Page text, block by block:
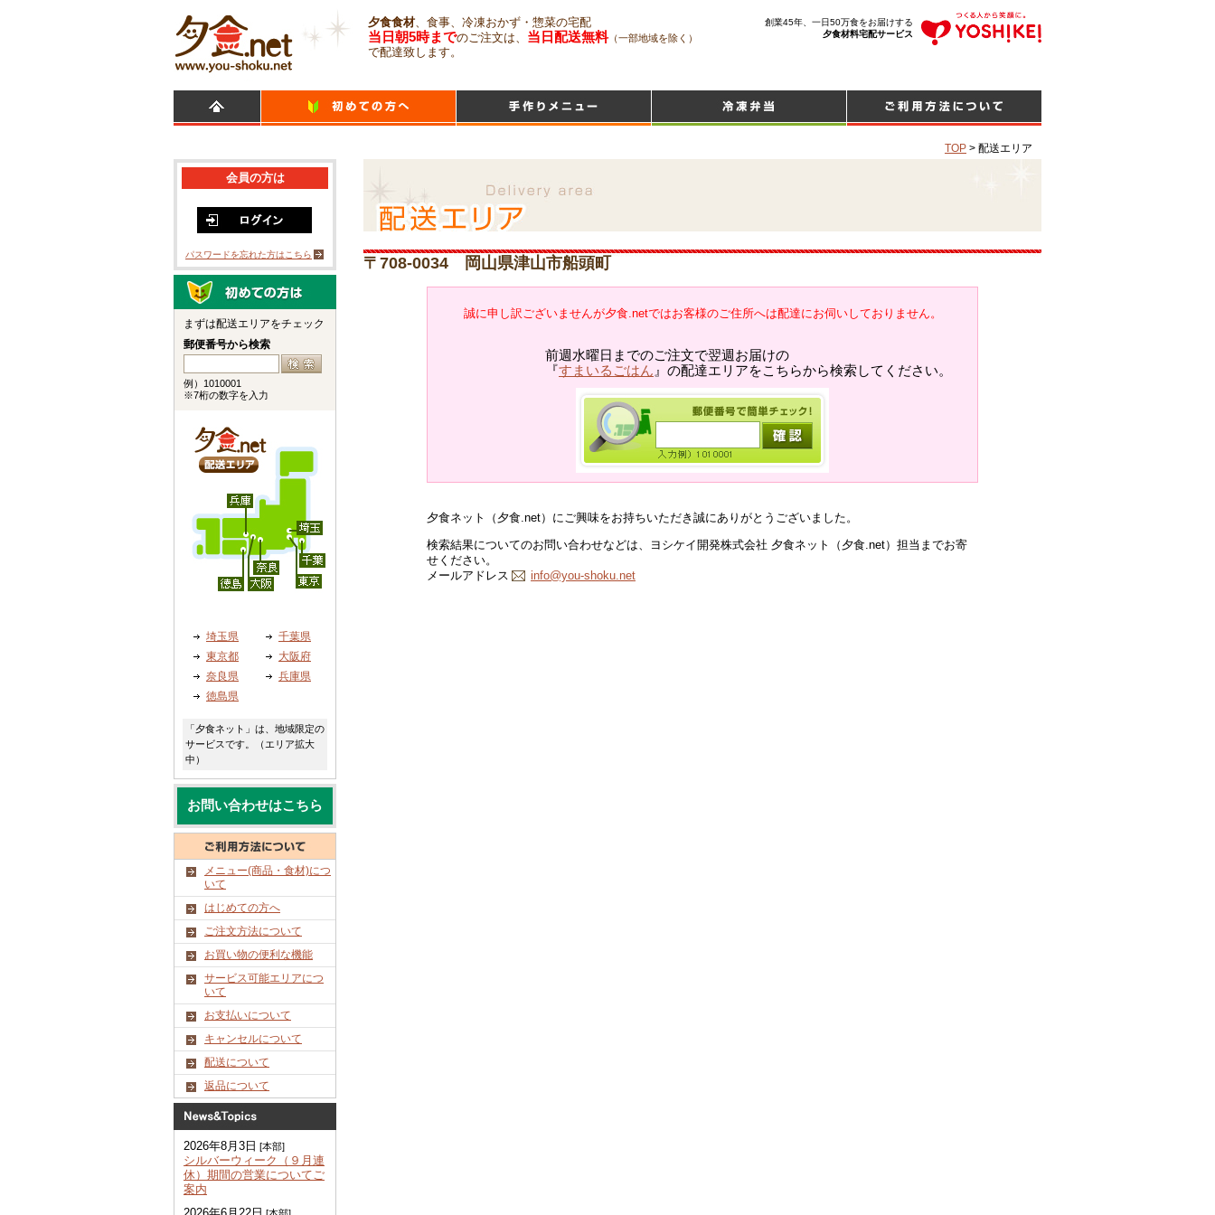
夕食食材、食事、冷凍おかず・惣菜の宅配
当日朝5時までのご注文は、 当日配送無料（一部地域を除く）
で配達致します。
創業45年、一日50万食をお届けする
夕食材料宅配サービス
TOP > 配送エリア
〒708-0034 岡山県津山市船頭町
誠に申し訳ございませんが夕食.netではお客様のご住所へは配達にお伺いしておりません。
前週水曜日までのご注文で翌週お届けの
『すまいるごはん 』の配達エリアをこちらから検索してください。
夕食ネット（夕食.net）にご興味をお持ちいただき誠にありがとうございました。
検索結果についてのお問い合わせなどは、ヨシケイ開発株式会社 夕食ネット（夕食.net）担当までお寄
せください。
メールアドレス
info@you-shoku.net
会員の方は
パスワードを忘れた方はこちら
まずは配送エリアをチェック
郵便番号から検索
例）1010001
※7桁の数字を入力
埼玉県
千葉県
東京都
大阪府
奈良県
兵庫県
徳島県
「夕食ネット」は、地域限定の
サービスです。（エリア拡大
中）
お問い合わせはこちら
メニュー(商品・食材)につ
いて
はじめての方へ
ご注文方法について
お買い物の便利な機能
サービス可能エリアにつ
いて
お支払いについて
キャンセルについて
配送について
返品について
2026年8月3日 [本部]
シルバーウィーク（９月連
休）期間の営業についてご
案内